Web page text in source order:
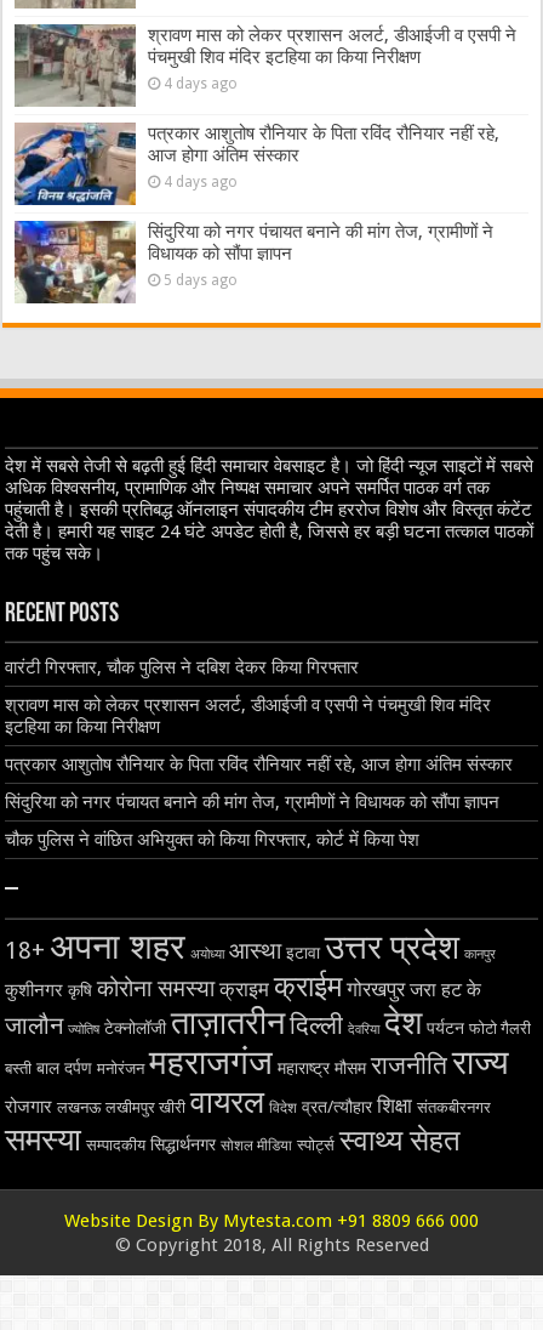
श्रावण मास को लेकर प्रशासन अलर्ट, डीआईजी व एसपी ने
पंचमुखी शिव मंदिर इटहिया का किया निरीक्षण
4 days ago
पत्रकार आशुतोष रौनियार के पिता रविंद रौनियार नहीं रहे,
आज होगा अंतिम संस्कार
4 days ago
सिंदुरिया को नगर पंचायत बनाने की मांग तेज, ग्रामीणों ने
विधायक को सौंपा ज्ञापन
5 days ago
देश में सबसे तेजी से बढ़ती हुई हिंदी समाचार वेबसाइट है। जो हिंदी न्यूज साइटों में सबसे
अधिक विश्वसनीय, प्रामाणिक और निष्पक्ष समाचार अपने समर्पित पाठक वर्ग तक
पहुंचाती है। इसकी प्रतिबद्ध ऑनलाइन संपादकीय टीम हररोज विशेष और विस्तृत कंटेंट
देती है। हमारी यह साइट 24 घंटे अपडेट होती है, जिससे हर बड़ी घटना तत्काल पाठकों
तक पहुंच सके।
Recent Posts
वारंटी गिरफ्तार, चौक पुलिस ने दबिश देकर किया गिरफ्तार
श्रावण मास को लेकर प्रशासन अलर्ट, डीआईजी व एसपी ने पंचमुखी शिव मंदिर
इटहिया का किया निरीक्षण
पत्रकार आशुतोष रौनियार के पिता रविंद रौनियार नहीं रहे, आज होगा अंतिम संस्कार
सिंदुरिया को नगर पंचायत बनाने की मांग तेज, ग्रामीणों ने विधायक को सौंपा ज्ञापन
चौक पुलिस ने वांछित अभियुक्त को किया गिरफ्तार, कोर्ट में किया पेश
–
18+ अपना शहर अयोध्या आस्था इटावा उत्तर प्रदेश कानपुर
कुशीनगर कृषि कोरोना समस्या क्राइम क्राईम गोरखपुर जरा हट के
जालौन ज्योतिष टेक्नोलॉजी ताज़ातरीनदिल्ली देवरिया देश पर्यटन फोटो गैलरी
बस्ती बाल दर्पण मनोरंजन महराजगंज महाराष्ट्र मौसम राजनीतिराज्य
रोजगार लखनऊ लखीमपुर खीरी वायरल विदेश व्रत/त्यौहार शिक्षा संतकबीरनगर
समस्या सम्पादकीय सिद्धार्थनगर सोशल मीडिया स्पोर्ट्स स्वाथ्य सेहत
Website Design By Mytesta.com +91 8809 666 000
© Copyright 2018, All Rights Reserved